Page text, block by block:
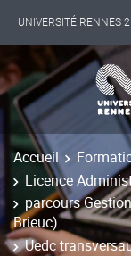
UNIVERSITÉ RENNES 2
INTERNATIONAL
LES NOUVELLES DE
Accueil
Licence
parcours
Brieuc)
Uedc